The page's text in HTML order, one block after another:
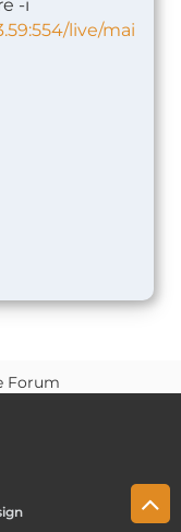
Forum
-i
:554/live/mai